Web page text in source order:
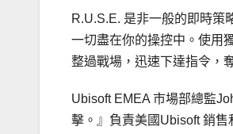
R.U.S.E. 是非一般的即時策
一切盡在你的操控中。使用
整過戰場，迅速下達指令，
Ubisoft EMEA 市場部總監
擊。』負責美國Ubisoft 銷